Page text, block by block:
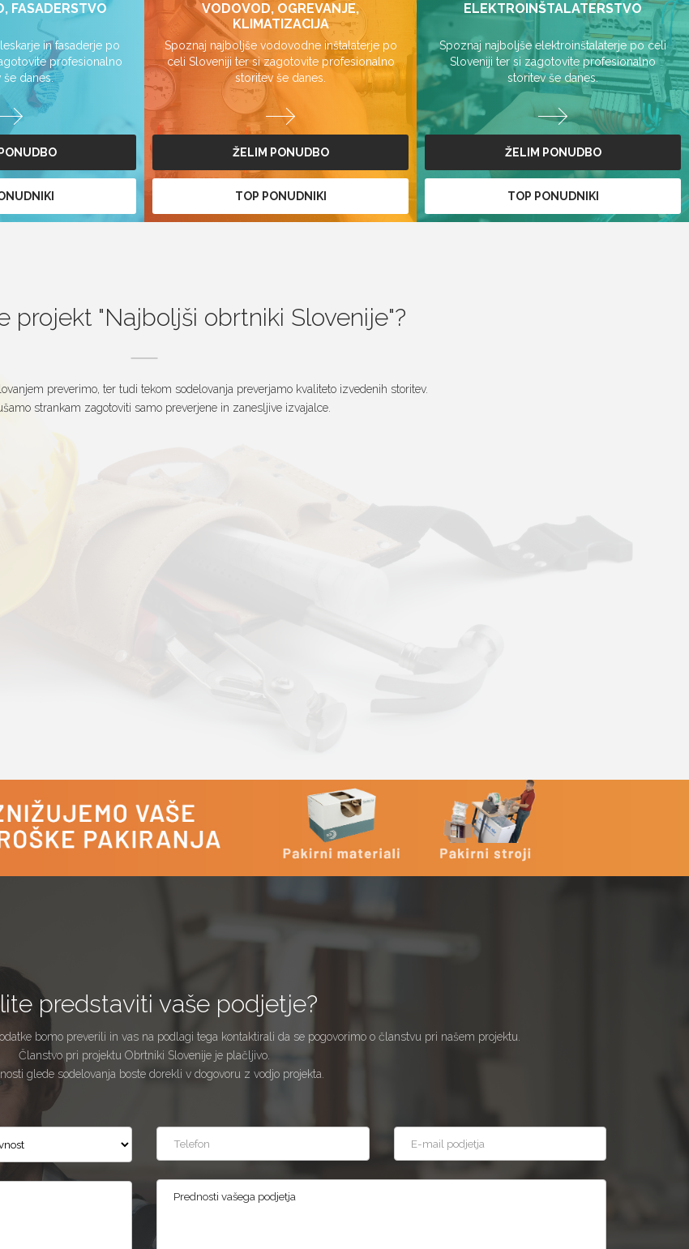
FASADERSTVO
in fasaderje po
profesionalno
še danes.
VODOVOD, OGREVANJE,
KLIMATIZACIJA
Spoznaj najboljše vodovodne inštalaterje po
celi Sloveniji ter si zagotovite profesionalno
storitev še danes.
ŽELIM PONUDBO
TOP PONUDNIKI
ELEKTROINŠTALATERSTVO
Spoznaj najboljše elektroinštalaterje po celi
Sloveniji ter si zagotovite profesionalno
storitev še danes.
ŽELIM PONUDBO
TOP PONUDNIKI
projekt Najboljši obrtniki Slovenije ?
preverimo, ter tudi tekom sodelovanja preverjamo kvaliteto izvedenih storitev.
strankam zagotoviti samo preverjene in zanesljive izvajalce.
predstaviti vaše podjetje?
bomo preverili in vas na podlagi tega kontaktirali da se pogovorimo o članstvu pri našem projektu.
Članstvo pri projektu Obrtniki Slovenije je plačljivo.
glede sodelovanja boste dorekli v dogovoru z vodjo projekta.